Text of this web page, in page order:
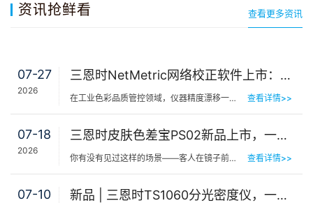
资讯抢鲜看 查看更多资讯
07-27
2026
三恩时NetMetric网络校正软件上市：告别返厂，15分钟让测色仪“恢复出厂精度”
在工业色彩品质管控领域，仪器精度漂移一直是制造企业挥之不去的隐痛。同一批货，A车间测合格、B车间测不合… 查看详情>>
07-18
2026
三恩时皮肤色差宝PS02新品上市，一键测出你的精准肤色等级
你有没有见过这样的场景——客人在镜子前端详半天，问：“我是不是白了一点？”美容师… 查看详情>>
07-10 新品 | 三恩时TS1060分光密度仪，一机覆盖平版装潢印刷品色密度与色差检测